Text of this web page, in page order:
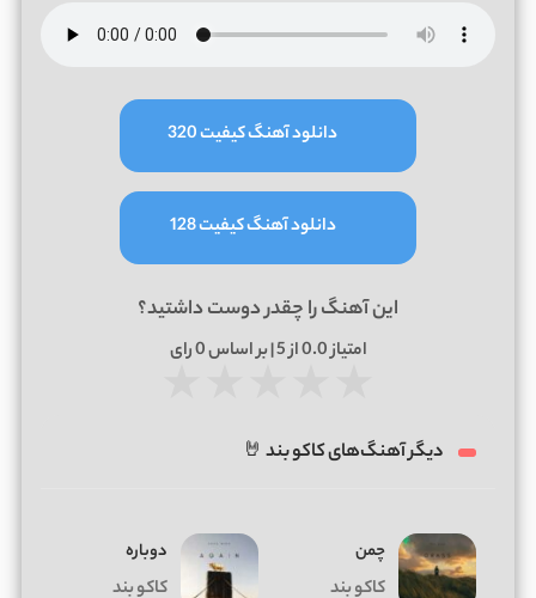
دانلود آهنگ کیفیت 320
دانلود آهنگ کیفیت 128
این آهنگ را چقدر دوست داشتید؟
امتیاز0.0از 5 | بر اساس 0رای
دیگر آهنگ‌های کاکو بند 🤘
چمن
کاکو بند
دوباره
کاکو بند